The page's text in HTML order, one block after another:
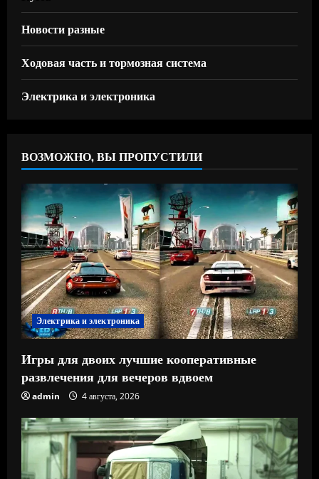
Новости разные
Ходовая часть и тормозная система
Электрика и электроника
ВОЗМОЖНО, ВЫ ПРОПУСТИЛИ
Электрика и электроника
Игры для двоих лучшие кооперативные
развлечения для вечеров вдвоем
admin 4 августа, 2026